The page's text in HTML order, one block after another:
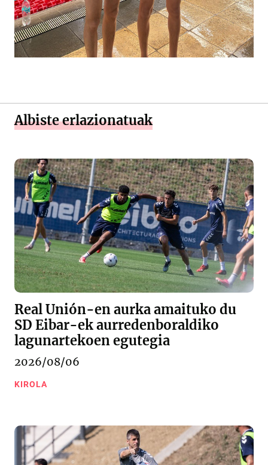
Albiste erlazionatuak
Real Unión-en aurka amaituko du
SD Eibar-ek aurredenboraldiko
lagunartekoen egutegia
2026/08/06
KIROLA